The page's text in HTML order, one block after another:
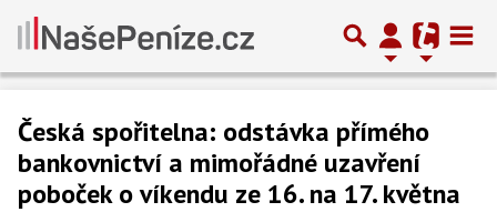
Česká spořitelna: odstávka přímého
bankovnictví a mimořádné uzavření
poboček o víkendu ze 16. na 17. května